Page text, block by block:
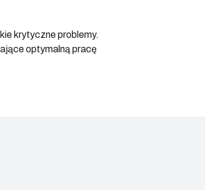
krytyczne problemy.
optymalną pracę